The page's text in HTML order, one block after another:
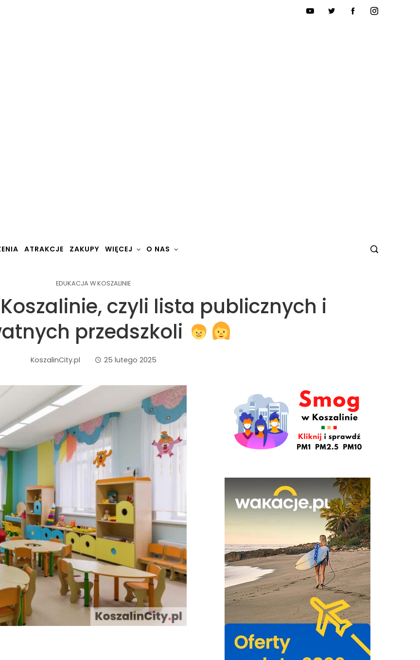
ATRAKCJE ZAKUPY WIĘCEJ O NAS
EDUKACJA W KOSZALINIE
czyli lista publicznych i
przedszkoli
KoszalinCity.pl 25 lutego 2025